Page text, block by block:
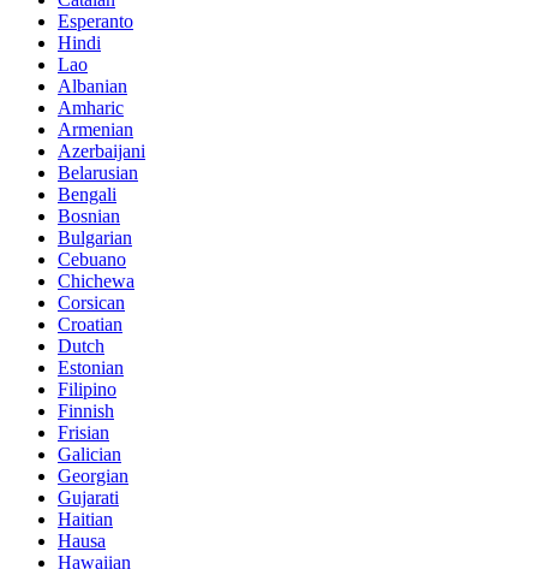
Esperanto
Hindi
Lao
Albanian
Amharic
Armenian
Azerbaijani
Belarusian
Bengali
Bosnian
Bulgarian
Cebuano
Chichewa
Corsican
Croatian
Dutch
Estonian
Filipino
Finnish
Frisian
Galician
Georgian
Gujarati
Haitian
Hausa
Hawaiian